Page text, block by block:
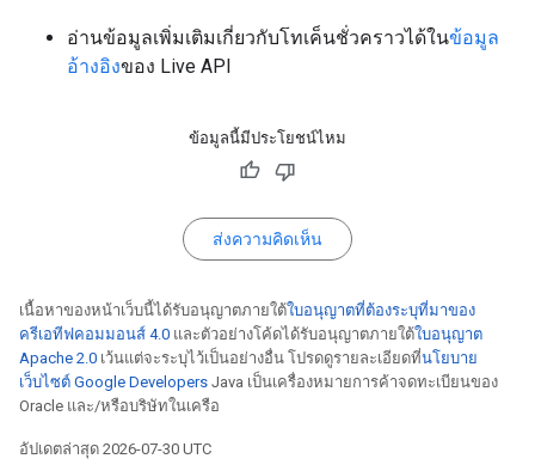
อ่านข้อมูลเพิ่มเติมเกี่ยวกับโทเค็นชั่วคราวได้ในข้อมูล
อ้างอิงของ Live API
ข้อมูลนี้มีประโยชน์ไหม
ส่งความคิดเห็น
เนื้อหาของหน้าเว็บนี้ได้รับอนุญาตภายใต้ใบอนุญาตที่ต้องระบุที่มาของ
ครีเอทีฟคอมมอนส์ 4.0 และตัวอย่างโค้ดได้รับอนุญาตภายใต้ใบอนุญาต
Apache 2.0 เว้นแต่จะระบุไว้เป็นอย่างอื่น โปรดดูรายละเอียดที่นโยบาย
เว็บไซต์ Google Developers Java เป็นเครื่องหมายการค้าจดทะเบียนของ
Oracle และ/หรือบริษัทในเครือ
อัปเดตล่าสุด 2026-07-30 UTC